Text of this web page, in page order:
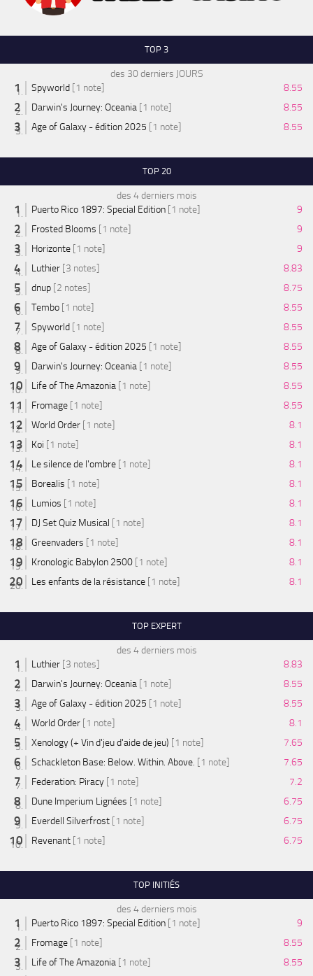
TOP 3
des 30 derniers JOURS
Spyworld [1 note]
8.55
Darwin's Journey: Oceania [1 note]
8.55
Age of Galaxy - édition 2025 [1 note] 8.55
TOP 20
des 4 derniers mois
Puerto Rico 1897: Special Edition [1 note]
9
Frosted Blooms [1 note]
9
Horizonte [1 note]
9
Luthier [3 notes]
8.83
dnup [2 notes]
8.75
Tembo [1 note]
8.55
Spyworld [1 note]
8.55
Age of Galaxy - édition 2025 [1 note]
8.55
Darwin's Journey: Oceania [1 note]
8.55
Life of The Amazonia [1 note]
8.55
Fromage [1 note]
8.55
World Order [1 note]
8.1
Koi [1 note]
8.1
Le silence de l'ombre [1 note]
8.1
Borealis [1 note]
8.1
Lumios [1 note]
8.1
DJ Set Quiz Musical [1 note]
8.1
Greenvaders [1 note]
8.1
Kronologic Babylon 2500 [1 note]
8.1
Les enfants de la résistance [1 note] 8.1
TOP EXPERT
des 4 derniers mois
Luthier [3 notes]
8.83
Darwin's Journey: Oceania [1 note]
8.55
Age of Galaxy - édition 2025 [1 note]
8.55
World Order [1 note]
8.1
Xenology (+ Vin d'jeu d'aide de jeu) [1 note]
7.65
Schackleton Base: Below. Within. Above. [1 note]
7.65
Federation: Piracy [1 note]
7.2
Dune Imperium Lignées [1 note]
6.75
Everdell Silverfrost [1 note]
6.75
Revenant [1 note] 6.75
TOP INITIÉS
des 4 derniers mois
Puerto Rico 1897: Special Edition [1 note]
9
Fromage [1 note]
8.55
Life of The Amazonia [1 note]
8.55